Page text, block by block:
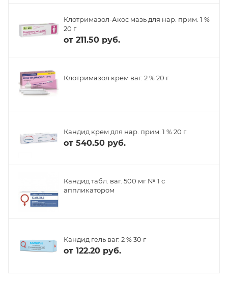
Клотримазол-Акос мазь для нар. прим. 1 %
20 г
от 211.50 руб.
Клотримазол крем ваг. 2 % 20 г
Кандид крем для нар. прим. 1 % 20 г
от 540.50 руб.
Кандид табл. ваг. 500 мг № 1 с
аппликатором
Кандид гель ваг. 2 % 30 г
от 122.20 руб.